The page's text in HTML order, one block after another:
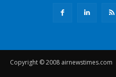
Copyright © 2008 airnewstimes.com